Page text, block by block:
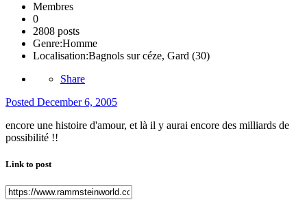
Membres
0
2808 posts
Genre:Homme
Localisation:Bagnols sur céze, Gard (30)
Share
Posted December 6, 2005
encore une histoire d'amour, et là il y aurai encore des milliards de
possibilité !!
Link to post